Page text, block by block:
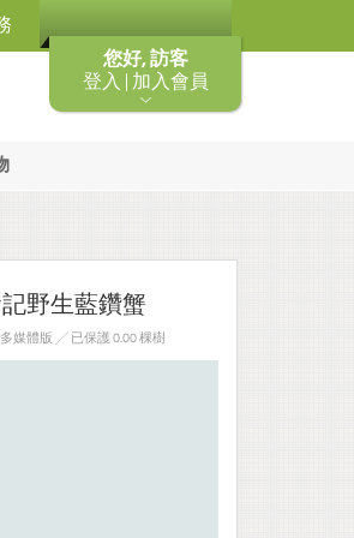
您好, 訪客
登入 | 加入會員
野生藍鑽蟹
媒體版 ╱ 已保護 0.00 棵樹